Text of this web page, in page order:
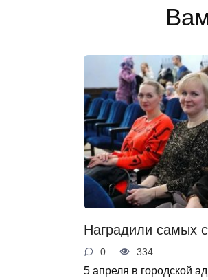
Наградили самых
0 334
5 апреля в городской